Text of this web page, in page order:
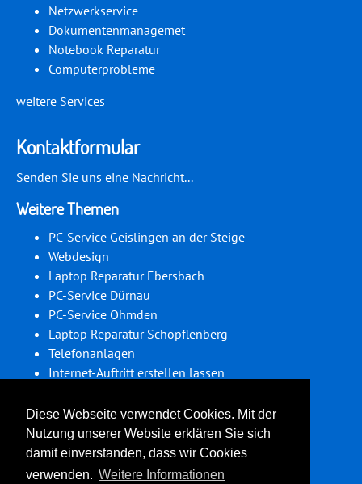
Diese Webseite verwendet Cookies. Mit der
Nutzung unserer Website erklären Sie sich
damit einverstanden, dass wir Cookies
verwenden. Weitere Informationen
Netzwerkservice
Dokumentenmanagemet
Notebook Reparatur
Computerprobleme
weitere Services
Kontaktformular
Senden Sie uns eine Nachricht...
Weitere Themen
PC-Service Geislingen an der Steige
Webdesign
Laptop Reparatur Ebersbach
PC-Service Dürnau
PC-Service Ohmden
Laptop Reparatur Schopflenberg
Telefonanlagen
Internet-Auftritt erstellen lassen
PC-Service Schlierbach
Folgen Sie uns auf Social Media: